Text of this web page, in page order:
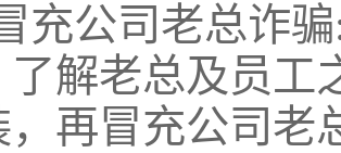
充公司老总诈
了解老总及员工
，再冒充公司老